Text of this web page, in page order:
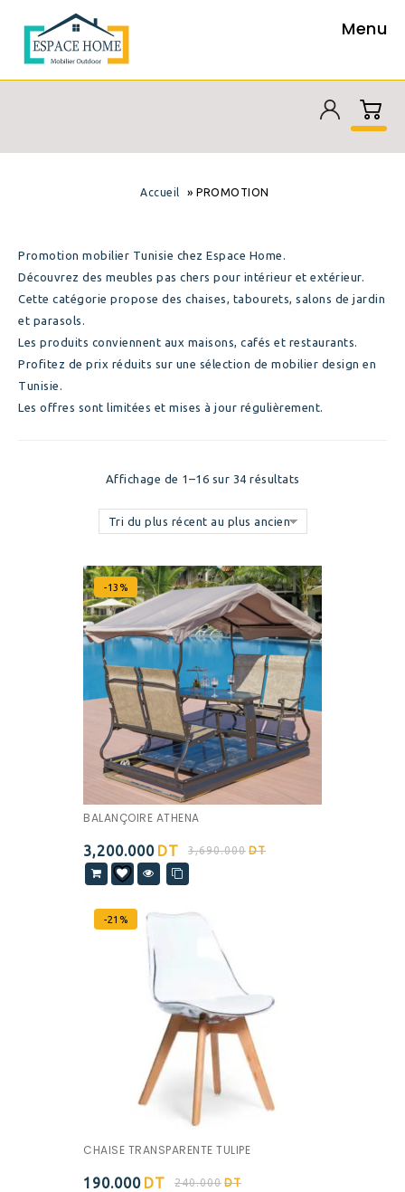
Menu
Accueil »PROMOTION
Promotion mobilier Tunisie chez Espace Home.
Découvrez des meubles pas chers pour intérieur et extérieur.
Cette catégorie propose des chaises, tabourets, salons de jardin
et parasols.
Les produits conviennent aux maisons, cafés et restaurants.
Profitez de prix réduits sur une sélection de mobilier design en
Tunisie.
Les offres sont limitées et mises à jour régulièrement.
Affichage de 1–16 sur 34 résultats
Tri du plus récent au plus ancien
-13%
BALANÇOIRE ATHENA
3,690.000 DT
3,200.000 DT
-21%
CHAISE TRANSPARENTE TULIPE
240.000 DT
190.000 DT